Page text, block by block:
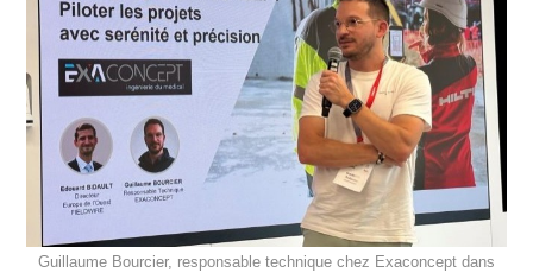
Guillaume Bourcier, responsable technique chez Exaconcept dans